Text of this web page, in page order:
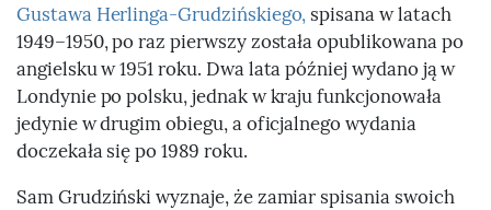
Gustawa Herlinga-Grudzińskiego,spisana w latach
1949–1950, po raz pierwszy została opublikowana po
angielsku w 1951 roku. Dwa lata później wydano ją w
Londynie po polsku, jednak w kraju funkcjonowała
jedynie w drugim obiegu, a oficjalnego wydania
doczekała się po 1989 roku.
Sam Grudziński wyznaje, że zamiar spisania swoich